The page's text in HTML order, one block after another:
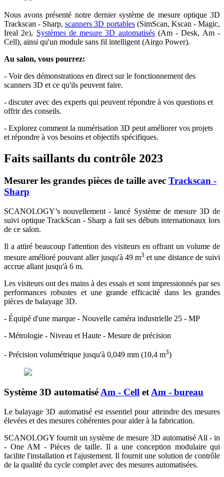
Nous avons présenté notre dernier système de mesure optique 3D
Trackscan - Sharp,scanners 3D portables(SimScan, Kscan - Magic,
Ireal 2e), Systèmes de mesure 3D automatisés(Am - Desk, Am -
Cell), ainsi qu'un module sans fil intelligent (Airgo Power).
Au salon, vous pourrez:
- Voir des démonstrations en direct sur le fonctionnement des
scanners 3D et ce qu'ils peuvent faire.
- discuter avec des experts qui peuvent répondre à vos questions et
offrir des conseils.
- Explorez comment la numérisation 3D peut améliorer vos projets
et répondre à vos besoins et objectifs spécifiques.
Faits saillants du contrôle 2023
Mesurer les grandes pièces de taille avec Trackscan -
Sharp
SCANOLOGY’s nouvellement - lancé Système de mesure 3D de
suivi optique TrackScan - Sharp a fait ses débuts internationaux lors
de ce salon.
Il a attiré beaucoup l'attention des visiteurs en offrant un volume de
mesure amélioré pouvant aller jusqu'à 49 m3 et une distance de suivi
accrue allant jusqu'à 6 m.
Les visiteurs ont des mains à des essais et sont impressionnés par ses
performances robustes et une grande efficacité dans les grandes
pièces de balayage 3D.
- Équipé d'une marque - Nouvelle caméra industrielle 25 - MP
- Métrologie - Niveau et Haute - Mesure de précision
- Précision volumétrique jusqu'à 0,049 mm (10,4 m3)
Système 3D automatiséAm - Cell etAm - bureau
Le balayage 3D automatisé est essentiel pour atteindre des mesures
élevées et des mesures cohérentes pour aider à la fabrication.
SCANOLOGY fournit un système de mesure 3D automatisé All - in
- One AM - Pièces de taille. Il a une conception modulaire qui
facilite l'installation et l'ajustement. Il fournit une solution de contrôle
de la qualité du cycle complet avec des mesures automatisées.